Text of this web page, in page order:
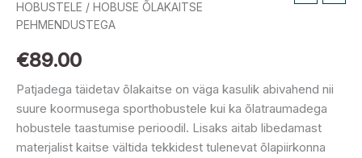
HOBUSTELE / HOBUSE ÕLAKAITSE
PEHMENDUSTEGA
€89.00
Patjadega täidetav õlakaitse on väga kasulik abivahend nii
suure koormusega sporthobustele kui ka õlatraumadega
hobustele taastumise perioodil. Lisaks aitab libedamast
materjalist kaitse vältida tekkidest tulenevat õlapiirkonna